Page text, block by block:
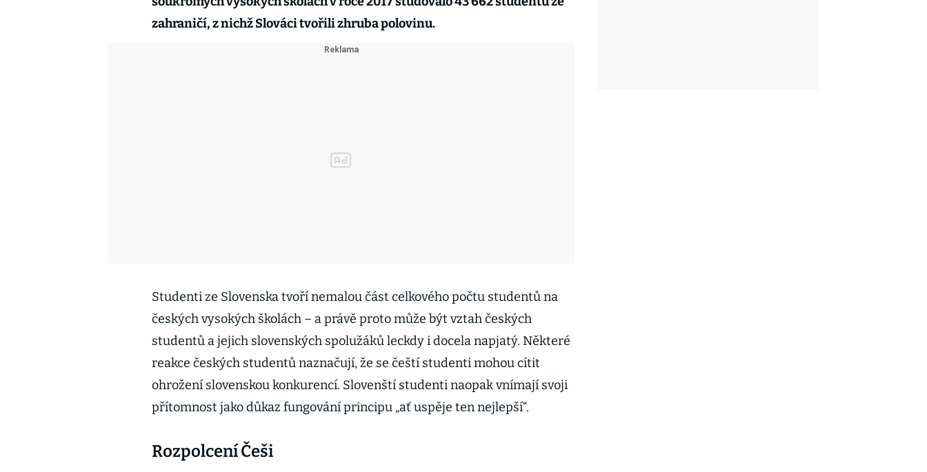
zahraničí, z nichž Slováci tvořili zhruba polovinu.
Studenti ze Slovenska tvoří nemalou část celkového počtu studentů na
českých vysokých školách – a právě proto může být vztah českých
studentů a jejich slovenských spolužáků leckdy i docela napjatý. Některé
reakce českých studentů naznačují, že se čeští studenti mohou cítit
ohrožení slovenskou konkurencí. Slovenští studenti naopak vnímají svoji
přítomnost jako důkaz fungování principu „ať uspěje ten nejlepší“.
Rozpolcení Češi